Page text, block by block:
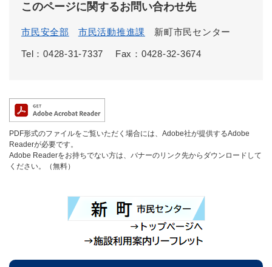
このページに関するお問い合わせ先
市民安全部 市民活動推進課 新町市民センター
Tel：0428-31-7337 Fax：0428-32-3674
PDF形式のファイルをご覧いただく場合には、Adobe社が提供するAdobe
Readerが必要です。
Adobe Readerをお持ちでない方は、バナーのリンク先からダウンロードして
ください。（無料）